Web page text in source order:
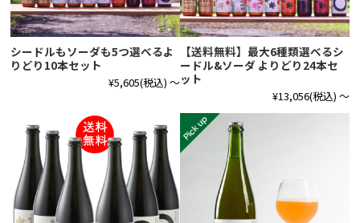
シードルもソーダも5つ選べるよ
りどり10本セット
¥5,605(税込) ～
【送料無料】最大6種類選べるシ
ードル&ソーダ よりどり24本セ
ット
¥13,056(税込) ～